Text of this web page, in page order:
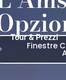
Tour & Prezzi
Finestre